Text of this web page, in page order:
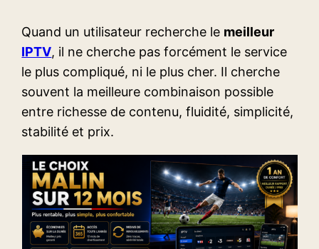
Quand un utilisateur recherche le meilleur
IPTV, il ne cherche pas forcément le service
le plus compliqué, ni le plus cher. Il cherche
souvent la meilleure combinaison possible
entre richesse de contenu, fluidité, simplicité,
stabilité et prix.